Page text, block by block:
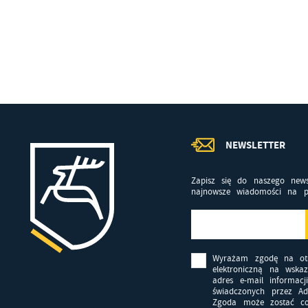
NEWSLETTER
Zapisz się do naszego
najnowsze wiadomości na
Wyrażam zgodę na
elektroniczną na
adres e-mail
świadczonych przez
Zgoda może zostać